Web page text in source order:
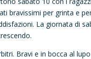
bravissimi per grinta e
La giornata di
Bravi e in bocca al